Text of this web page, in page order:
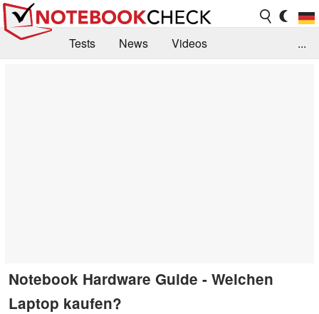
Tests News
Videos
...
Notebook Hardware Guide - Welchen
Laptop kaufen?